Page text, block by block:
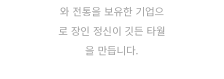
와 전통을 보유한 기업으
로 장인 정신이 깃든 타월
을 만듭니다.